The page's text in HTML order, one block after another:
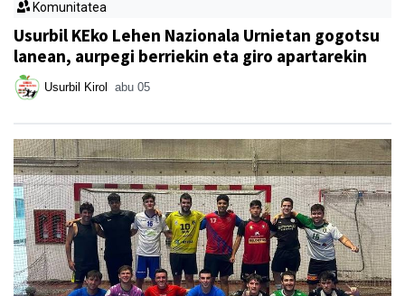
Komunitatea
Usurbil KEko Lehen Nazionala Urnietan gogotsu
lanean, aurpegi berriekin eta giro apartarekin
Usurbil Kirol abu 05